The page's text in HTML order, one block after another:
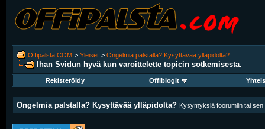
Offipalsta.COM > Yleiset > Ongelmia palstalla? Kysyttävää ylläpidolta?
Ihan Svidun hyvä kun varoittelette topicin sotkemisesta.
Rekisteröidy Offiblogit
Ongelmia palstalla? Kysyttävää ylläpidolta? Kysymyksiä foorumiin tai